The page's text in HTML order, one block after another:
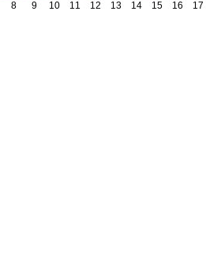
8 9
10
11
12
13
14
15
16
17